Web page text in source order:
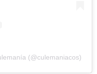
(@culemaniacos)